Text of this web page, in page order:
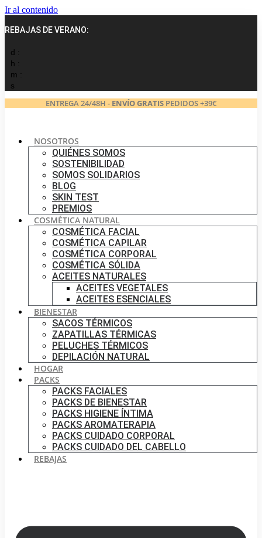
Ir al contenido
REBAJAS DE VERANO:
d :
h :
m :
s
ENTREGA 24/48H - ENVÍO GRATISPEDIDOS +39€
NOSOTROS
QUIÉNES SOMOS
SOSTENIBILIDAD
SOMOS SOLIDARIOS
BLOG
SKIN TEST
PREMIOS
COSMÉTICA NATURAL
COSMÉTICA FACIAL
COSMÉTICA CAPILAR
COSMÉTICA CORPORAL
COSMÉTICA SÓLIDA
ACEITES NATURALES
ACEITES VEGETALES
ACEITES ESENCIALES
BIENESTAR
SACOS TÉRMICOS
ZAPATILLAS TÉRMICAS
PELUCHES TÉRMICOS
DEPILACIÓN NATURAL
HOGAR
PACKS
PACKS FACIALES
PACKS DE BIENESTAR
PACKS HIGIENE ÍNTIMA
PACKS AROMATERAPIA
PACKS CUIDADO CORPORAL
PACKS CUIDADO DEL CABELLO
REBAJAS